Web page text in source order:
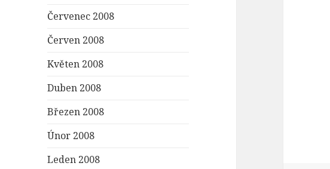
Červenec 2008
Červen 2008
Květen 2008
Duben 2008
Březen 2008
Únor 2008
Leden 2008